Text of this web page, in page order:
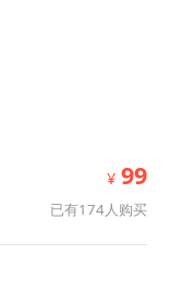
¥ 99
已有174人购买